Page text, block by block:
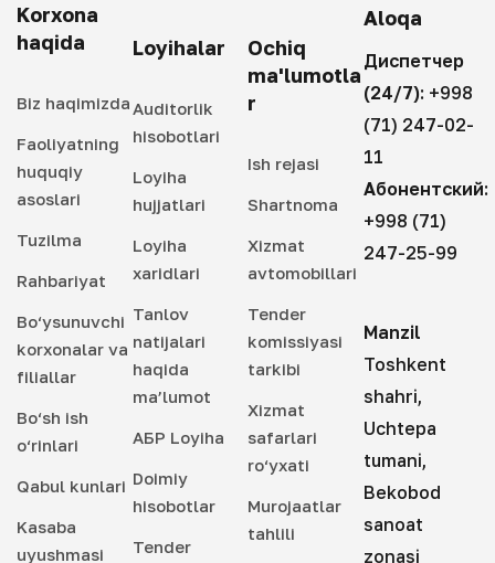
Korxona
haqida
Biz haqimizda
Faoliyatning
huquqiy
asoslari
Tuzilma
Rahbariyat
Bo‘ysunuvchi
korxonalar va
filiallar
Bo‘sh ish
o‘rinlari
Qabul kunlari
Kasaba
uyushmasi
Loyihalar
Auditorlik
hisobotlari
Loyiha
hujjatlari
Loyiha
xaridlari
Tanlov
natijalari
haqida
ma’lumot
АБР Loyiha
Doimiy
hisobotlar
Tender
Ochiq
ma'lumotla
r
Ish rejasi
Shartnoma
Xizmat
avtomobillari
Tender
komissiyasi
tarkibi
Xizmat
safarlari
ro‘yxati
Murojaatlar
tahlili
Aloqa
Диспетчер
(24/7): +998
(71) 247-02-
11
Абонентский:
+998 (71)
247-25-99
Manzil
Toshkent
shahri,
Uchtepa
tumani,
Bekobod
sanoat
zonasi